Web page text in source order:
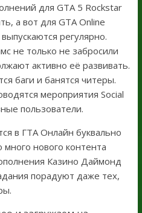
для GTA 5 Rockstar
а вот для GTA Online
регулярно.
не только не забросили
активно её развивать.
баги и банятся читеры.
мероприятия Social
пользователи.
в ГТА Онлайн буквально
нового контента
Казино Даймонд
порадуют даже тех,